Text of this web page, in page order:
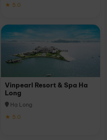
★ 5.0
Vinpearl Resort & Spa Ha
Long
Hạ Long
★ 5.0